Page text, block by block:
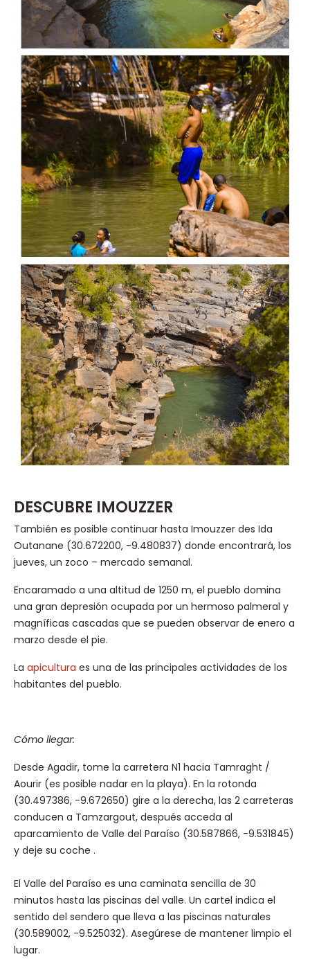
DESCUBRE IMOUZZER
También es posible continuar hasta Imouzzer des Ida
Outanane (30.672200, -9.480837) donde encontrará, los
jueves, un zoco – mercado semanal.
Encaramado a una altitud de 1250 m, el pueblo domina
una gran depresión ocupada por un hermoso palmeral y
magníficas cascadas que se pueden observar de enero a
marzo desde el pie.
La apicultura es una de las principales actividades de los
habitantes del pueblo.
Cómo llegar:
Desde Agadir, tome la carretera N1 hacia Tamraght /
Aourir (es posible nadar en la playa). En la rotonda
(30.497386, -9.672650) gire a la derecha, las 2 carreteras
conducen a Tamzargout, después acceda al
aparcamiento de Valle del Paraíso (30.587866, -9.531845)
y deje su coche .
El Valle del Paraíso es una caminata sencilla de 30
minutos hasta las piscinas del valle. Un cartel indica el
sentido del sendero que lleva a las piscinas naturales
(30.589002, -9.525032). Asegúrese de mantener limpio el
lugar.